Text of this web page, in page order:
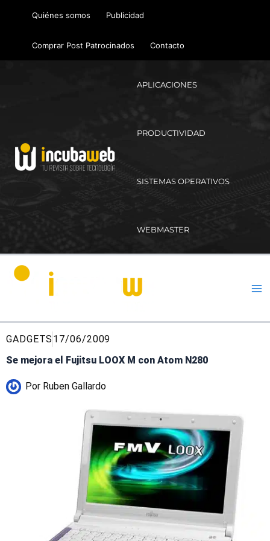
Quiénes somos Publicidad
Comprar Post Patrocinados Contacto
APLICACIONES
PRODUCTIVIDAD
SISTEMAS OPERATIVOS
WEBMASTER
GADGETS 17/06/2009
Se mejora el Fujitsu LOOX M con Atom N280
Por Ruben Gallardo